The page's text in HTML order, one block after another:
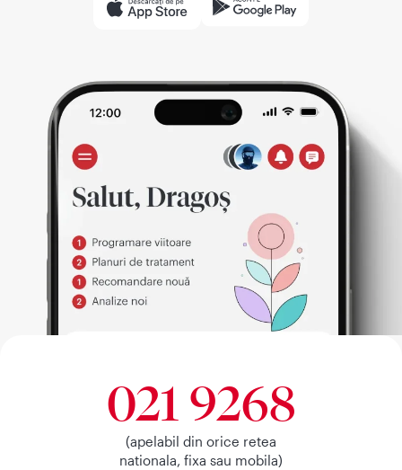
021 9268
(apelabil din orice retea
nationala, fixa sau mobila)